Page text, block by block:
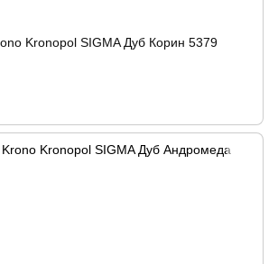
Kronopol SIGMA Дуб Корин 5379